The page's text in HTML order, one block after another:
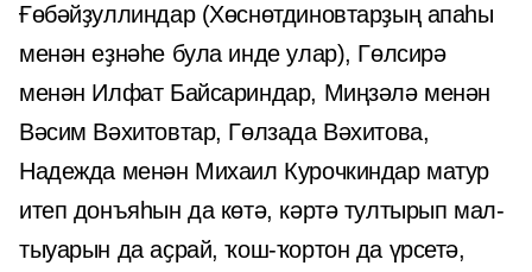
Ғөбәйҙуллиндар (Хөснөтдиновтарҙың апаһы
менән еҙнәһе була инде улар), Гөлсирә
менән Илфат Байсариндар, Миңзәлә менән
Вәсим Вәхитовтар, Гөлзада Вәхитова,
Надежда менән Михаил Курочкиндар матур
итеп донъяһын да көтә, кәртә тултырып мал-
тыуарын да аҫрай, ҡош-ҡортон да үрсетә,